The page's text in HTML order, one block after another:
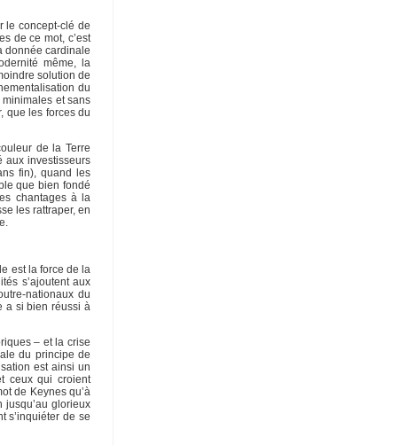
le concept-clé de
de ce mot, c’est
donnée cardinale
même, la
solution de
du
minimales et sans
que les forces du
de la Terre
aux investisseurs
fin), quand les
que bien fondé
chantages à la
les rattraper, en
est la force de la
s’ajoutent aux
nationaux du
a si bien réussi à
– et la crise
du principe de
est ainsi un
ceux qui croient
de Keynes qu’à
jusqu’au glorieux
s’inquiéter de se